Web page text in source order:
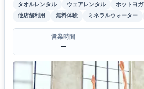
タオルレンタル ウェアレンタル ホットヨガ
他店舗利用
無料体験 ミネラルウォーター
営業時間
ー